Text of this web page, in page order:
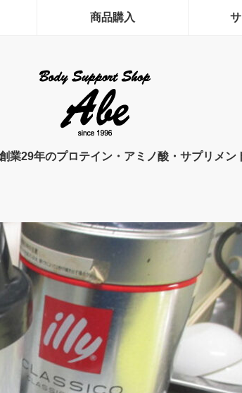
商品購入
業29年のプロテイン・アミノ酸・サプリメン